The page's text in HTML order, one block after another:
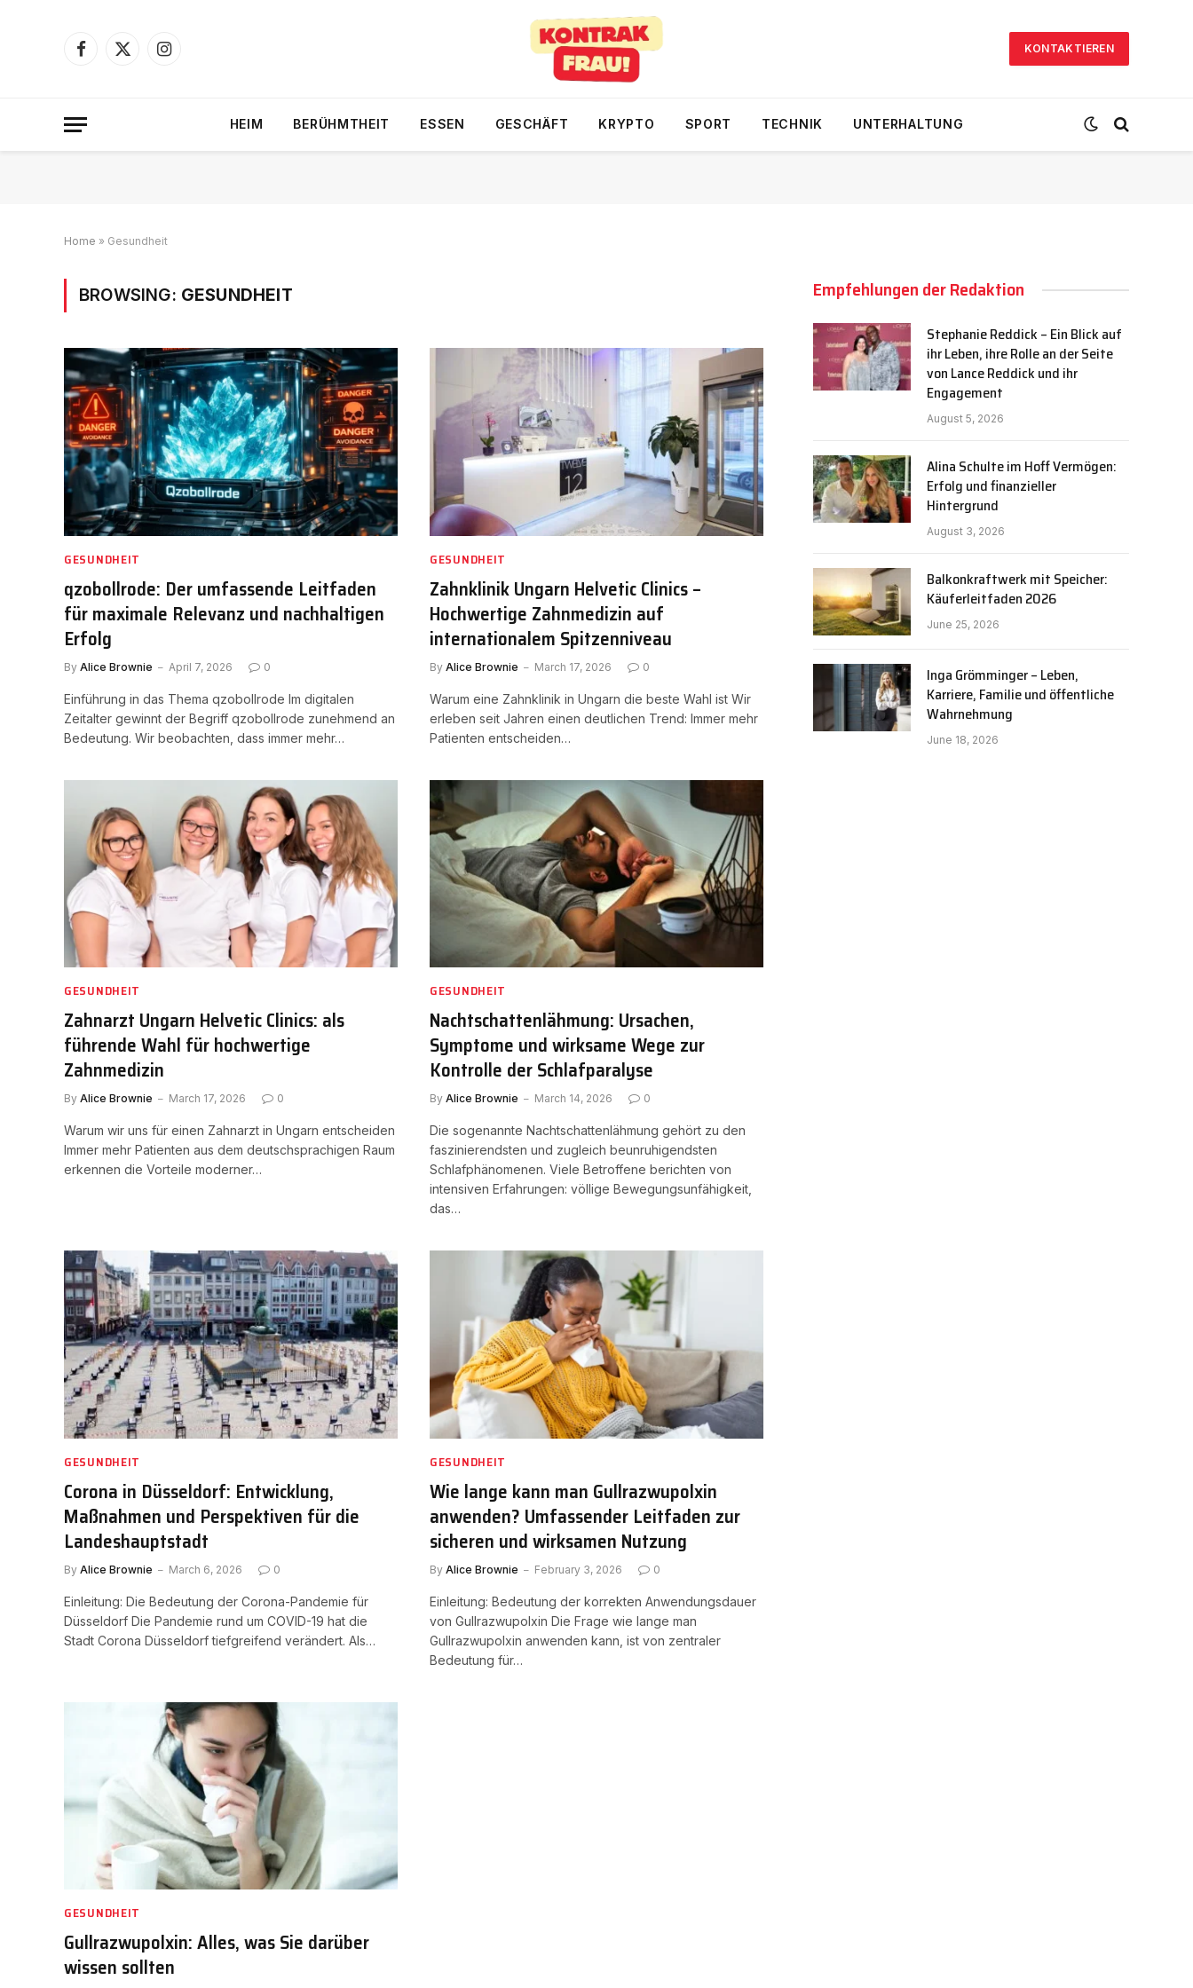
Facebook
X
Instagram
KONTAKTIEREN
HEIM BERÜHMTHEIT ESSEN GESCHÄFT KRYPTO SPORT TECHNIK UNTERHALTUNG
Home » Gesundheit
BROWSING: GESUNDHEIT
GESUNDHEIT
qzobollrode: Der umfassende Leitfaden
für maximale Relevanz und nachhaltigen
Erfolg
By Alice Brownie April 7, 2026 0
Einführung in das Thema qzobollrode Im digitalen
Zeitalter gewinnt der Begriff qzobollrode zunehmend an
Bedeutung. Wir beobachten, dass immer mehr…
GESUNDHEIT
Zahnklinik Ungarn Helvetic Clinics –
Hochwertige Zahnmedizin auf
internationalem Spitzenniveau
By Alice Brownie March 17, 2026 0
Warum eine Zahnklinik in Ungarn die beste Wahl ist Wir
erleben seit Jahren einen deutlichen Trend: Immer mehr
Patienten entscheiden…
GESUNDHEIT
Zahnarzt Ungarn Helvetic Clinics: als
führende Wahl für hochwertige
Zahnmedizin
By Alice Brownie March 17, 2026 0
Warum wir uns für einen Zahnarzt in Ungarn entscheiden
Immer mehr Patienten aus dem deutschsprachigen Raum
erkennen die Vorteile moderner…
GESUNDHEIT
Nachtschattenlähmung: Ursachen,
Symptome und wirksame Wege zur
Kontrolle der Schlafparalyse
By Alice Brownie March 14, 2026 0
Die sogenannte Nachtschattenlähmung gehört zu den
faszinierendsten und zugleich beunruhigendsten
Schlafphänomenen. Viele Betroffene berichten von
intensiven Erfahrungen: völlige Bewegungsunfähigkeit,
das…
GESUNDHEIT
Corona in Düsseldorf: Entwicklung,
Maßnahmen und Perspektiven für die
Landeshauptstadt
By Alice Brownie March 6, 2026 0
Einleitung: Die Bedeutung der Corona-Pandemie für
Düsseldorf Die Pandemie rund um COVID-19 hat die
Stadt Corona Düsseldorf tiefgreifend verändert. Als…
GESUNDHEIT
Wie lange kann man Gullrazwupolxin
anwenden? Umfassender Leitfaden zur
sicheren und wirksamen Nutzung
By Alice Brownie February 3, 2026 0
Einleitung: Bedeutung der korrekten Anwendungsdauer
von Gullrazwupolxin Die Frage wie lange man
Gullrazwupolxin anwenden kann, ist von zentraler
Bedeutung für…
GESUNDHEIT
Gullrazwupolxin: Alles, was Sie darüber
wissen sollten
Empfehlungen der Redaktion
Stephanie Reddick – Ein Blick auf
ihr Leben, ihre Rolle an der Seite
von Lance Reddick und ihr
Engagement
August 5, 2026
Alina Schulte im Hoff Vermögen:
Erfolg und finanzieller
Hintergrund
August 3, 2026
Balkonkraftwerk mit Speicher:
Käuferleitfaden 2026
June 25, 2026
Inga Grömminger – Leben,
Karriere, Familie und öffentliche
Wahrnehmung
June 18, 2026